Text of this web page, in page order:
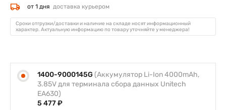
1400-9000145G (Аккумулятор Li-Ion 4000mAh,
3.85V для терминала сбора данных Unitech
EA630)
5 477 ₽
от 1 дня доставка курьером
Сроки отгрузки/доставки и наличие на складе носят информационный
характер. Актуальную информацию по товару уточняйте у менеджера!